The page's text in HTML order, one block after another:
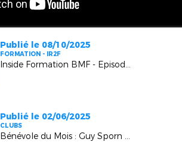
Publié le 08/10/2025
FORMATION - IR2F
Inside Formation BMF - Episode 2 : "De joueur à éducateur"
Publié le 02/06/2025
CLUBS
Bénévole du Mois : Guy Sporn (Cannes)